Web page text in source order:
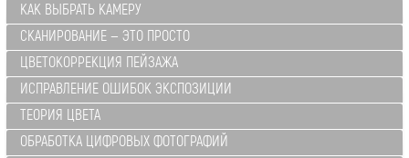
КАК ВЫБРАТЬ КАМЕРУ
СКАНИРОВАНИЕ — ЭТО ПРОСТО
ЦВЕТОКОРРЕКЦИЯ ПЕЙЗАЖА
ИСПРАВЛЕНИЕ ОШИБОК ЭКСПОЗИЦИИ
ТЕОРИЯ ЦВЕТА
ОБРАБОТКА ЦИФРОВЫХ ФОТОГРАФИЙ